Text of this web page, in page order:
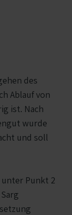
des
Ablauf von
ist. Nach
wurde
und soll
Punkt 2